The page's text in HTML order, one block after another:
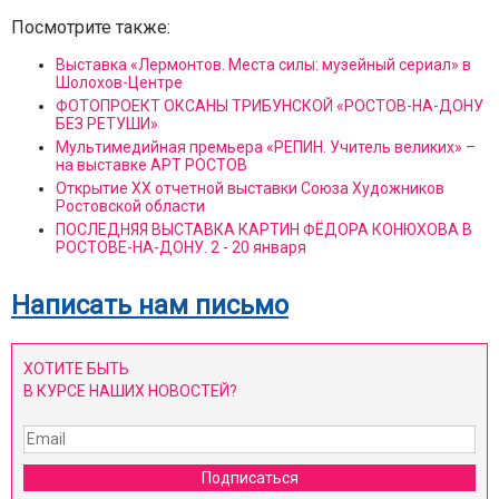
Посмотрите также:
Выставка «Лермонтов. Места силы: музейный сериал» в
Шолохов-Центре
ФОТОПРОЕКТ ОКСАНЫ ТРИБУНСКОЙ «РОСТОВ-НА-ДОНУ
БЕЗ РЕТУШИ»
Мультимедийная премьера «РЕПИН. Учитель великих» –
на выставке АРТ РОСТОВ
Открытие XX отчетной выставки Союза Художников
Ростовской области
ПОСЛЕДНЯЯ ВЫСТАВКА КАРТИН ФЁДОРА КОНЮХОВА В
РОСТОВЕ-НА-ДОНУ. 2 - 20 января
Написать нам письмо
ХОТИТЕ БЫТЬ
В КУРСЕ НАШИХ НОВОСТЕЙ?
Подписаться